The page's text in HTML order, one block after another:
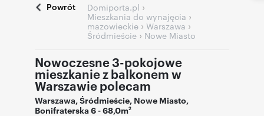
Powrót Domiporta.pl ›
Mieszkania do wynajęcia ›
mazowieckie › Warszawa ›
Śródmieście › Nowe Miasto
Nowoczesne 3-pokojowe
mieszkanie z balkonem w
Warszawie polecam
Warszawa,Śródmieście, Nowe Miasto,
Bonifraterska 6- 68,0m2